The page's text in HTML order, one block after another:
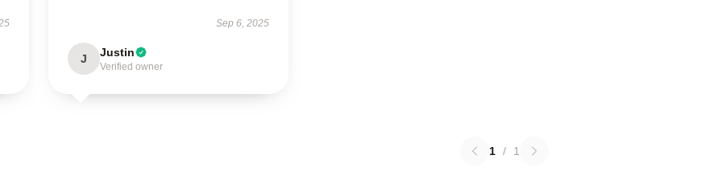
Sep 6, 2025
J Justin
Verified owner
1 / 1